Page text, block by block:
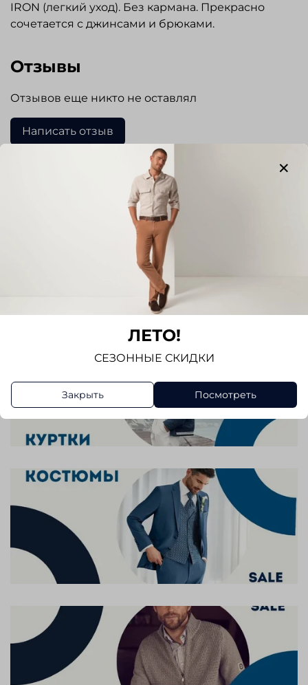
IRON (легкий уход). Без кармана. Прекрасно
сочетается с джинсами и брюками.
Отзывы
Отзывов еще никто не оставлял
Написать отзыв
ЛЕТО!
СЕЗОННЫЕ СКИДКИ
Закрыть Посмотреть